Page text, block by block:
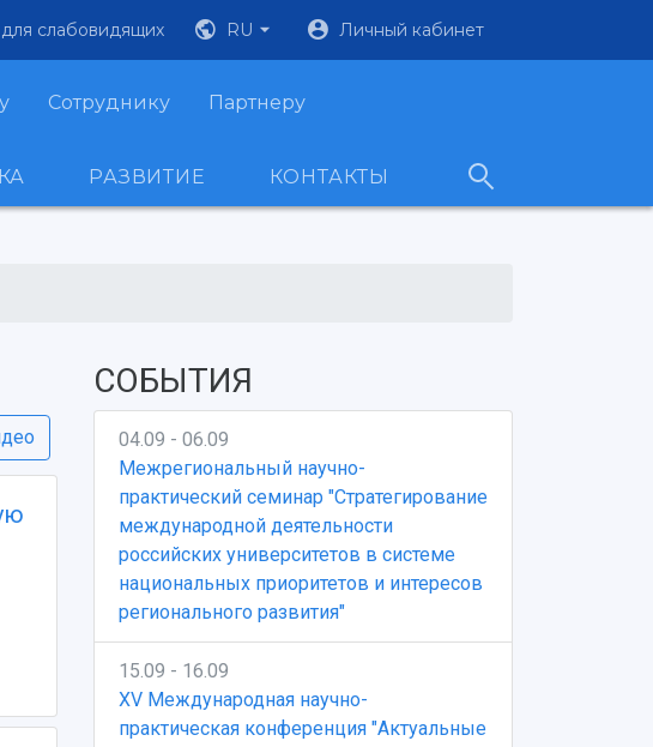
слабовидящих RU Личный кабинет
Сотруднику Партнеру
РАЗВИТИЕ КОНТАКТЫ
СОБЫТИЯ
04.09 - 06.09
Межрегиональный научно-
практический семинар "Стратегирование
международной деятельности
российских университетов в системе
национальных приоритетов и интересов
регионального развития"
15.09 - 16.09
XV Международная научно-
практическая конференция "Актуальные